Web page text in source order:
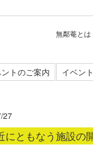
無鄰菴とは
トのご案内 イベン
27
にともなう施設の